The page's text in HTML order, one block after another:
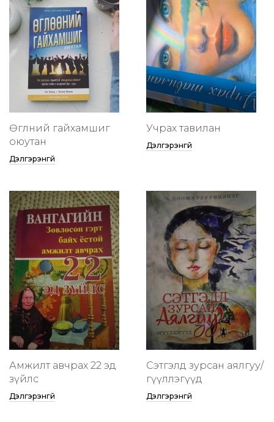
Өглөөний гайхамшиг
оюутан
Дэлгэрэнгүй
Учрах тавилан
Дэлгэрэнгүй
Амжилт авчрах 22 эд
зүйлс
Дэлгэрэнгүй
Сэтгэлд зурсан аялгуу/
өгүүллэгүүд
Дэлгэрэнгүй